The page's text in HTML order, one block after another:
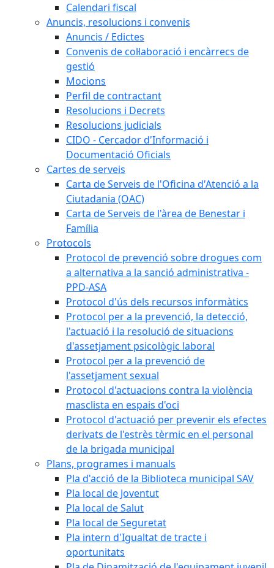
Calendari fiscal
Anuncis, resolucions i convenis
Anuncis / Edictes
Convenis de col·laboració i encàrrecs de
gestió
Mocions
Perfil de contractant
Resolucions i Decrets
Resolucions judicials
CIDO - Cercador d'Informació i
Documentació Oficials
Cartes de serveis
Carta de Serveis de l'Oficina d'Atenció a la
Ciutadania (OAC)
Carta de Serveis de l'àrea de Benestar i
Família
Protocols
Protocol de prevenció sobre drogues com
a alternativa a la sanció administrativa -
PPD-ASA
Protocol d'ús dels recursos informàtics
Protocol per a la prevenció, la detecció,
l'actuació i la resolució de situacions
d'assetjament psicològic laboral
Protocol per a la prevenció de
l'assetjament sexual
Protocol d'actuacions contra la violència
masclista en espais d'oci
Protocol d'actuació per prevenir els efectes
derivats de l'estrès tèrmic en el personal
de la brigada municipal
Plans, programes i manuals
Pla d'acció de la Biblioteca municipal SAV
Pla local de Joventut
Pla local de Salut
Pla local de Seguretat
Pla intern d'Igualtat de tracte i
oportunitats